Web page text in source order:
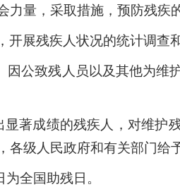
量，采取措施，预防残疾
展残疾人状况的统计调查
公致残人员以及其他为维
著成绩的残疾人，对维护
级人民政府和有关部门给
全国助残日。